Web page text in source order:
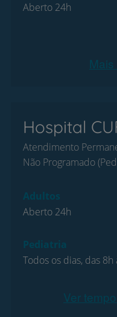
Aberto 24h
Hospital
Atendimento
Não Programado
Adultos
Aberto 24h
Pediatria
Todos os dias, das 8h
Ver